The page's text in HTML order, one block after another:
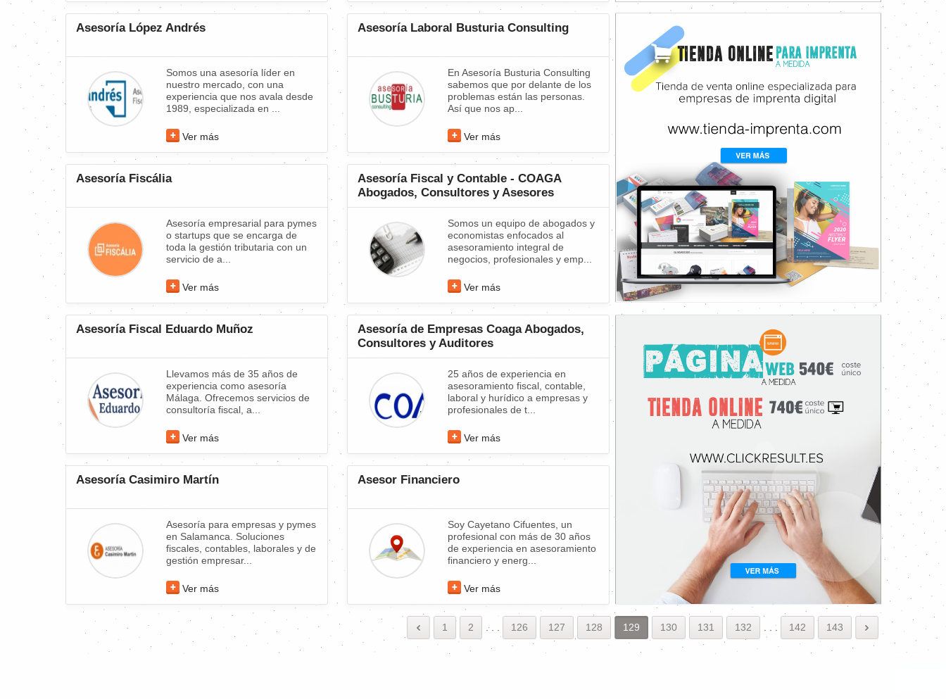
Asesoría López Andrés
Somos una asesoría líder en
nuestro mercado, con una
experiencia que nos avala desde
1989, especializada en ...
Ver más
Asesoría Laboral Busturia Consulting
En Asesoría Busturia Consulting
sabemos que por delante de los
problemas están las personas.
Así que nos ap...
Ver más
Asesoría Fiscália
Asesoría empresarial para pymes
o startups que se encarga de
toda la gestión tributaria con un
servicio de a...
Ver más
Asesoría Fiscal y Contable - COAGA
Abogados, Consultores y Asesores
Somos un equipo de abogados y
economistas enfocados al
asesoramiento integral de
negocios, profesionales y emp...
Ver más
Asesoría Fiscal Eduardo Muñoz
Llevamos más de 35 años de
experiencia como asesoría
Málaga. Ofrecemos servicios de
consultoría fiscal, a...
Ver más
Asesoría de Empresas Coaga Abogados,
Consultores y Auditores
25 años de experiencia en
asesoramiento fiscal, contable,
laboral y hurídico a empresas y
profesionales de t...
Ver más
Asesoría Casimiro Martín
Asesoría para empresas y pymes
en Salamanca. Soluciones
fiscales, contables, laborales y de
gestión empresar...
Ver más
Asesor Financiero
Soy Cayetano Cifuentes, un
profesional con más de 30 años
de experiencia en asesoramiento
financiero y energ...
Ver más
1 2 . . . 126 127 128 129 130 131 132 . . . 142 143